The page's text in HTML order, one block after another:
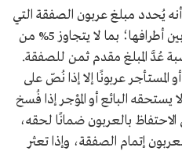
يُحدد مبلغ عربون الصفقة التي
تتم عن طريق الوسيط، بالاتفاق بين أطرافها؛ بما لا يتجاوز 5% من
عُدَّ المبلغ مقدم ثمن للصفقة.
المستأجر عربونًا إلا إذا نُصّ على
البائع أو المؤجر إذا فُسخ
بالعربون ضمانًا لحقه،
إتمام الصفقة، وإذا تعثر